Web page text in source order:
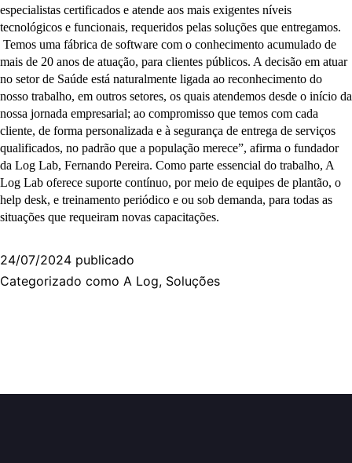
especialistas certificados e atende aos mais exigentes níveis
tecnológicos e funcionais, requeridos pelas soluções que entregamos.
Temos uma fábrica de software com o conhecimento acumulado de
mais de 20 anos de atuação, para clientes públicos. A decisão em atuar
no setor de Saúde está naturalmente ligada ao reconhecimento do
nosso trabalho, em outros setores, os quais atendemos desde o início da
nossa jornada empresarial; ao compromisso que temos com cada
cliente, de forma personalizada e à segurança de entrega de serviços
qualificados, no padrão que a população merece”, afirma o fundador
da Log Lab, Fernando Pereira. Como parte essencial do trabalho, A
Log Lab oferece suporte contínuo, por meio de equipes de plantão, o
help desk, e treinamento periódico e ou sob demanda, para todas as
situações que requeiram novas capacitações.
24/07/2024 publicado
Categorizado como A Log, Soluções